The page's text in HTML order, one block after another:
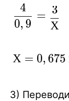
\frac {4 } {
{3} { Х }
0, 9
4
=
Х
3
Х=0,675\
Х = 0, 675
3)